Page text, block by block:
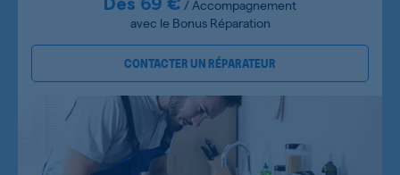
Dès 69 € / Accompagnement
avec le Bonus Réparation
CONTACTER UN RÉPARATEUR